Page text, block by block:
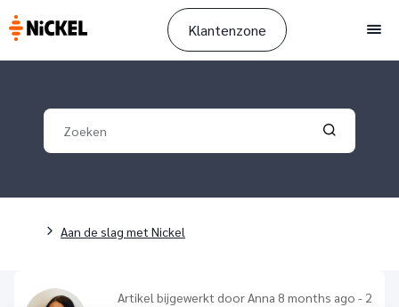
Klantenzone
Your search
Validate
Breadcrumb
Aan de slag met Nickel
Artikel bijgewerkt doorAnna 8 months ago - 2